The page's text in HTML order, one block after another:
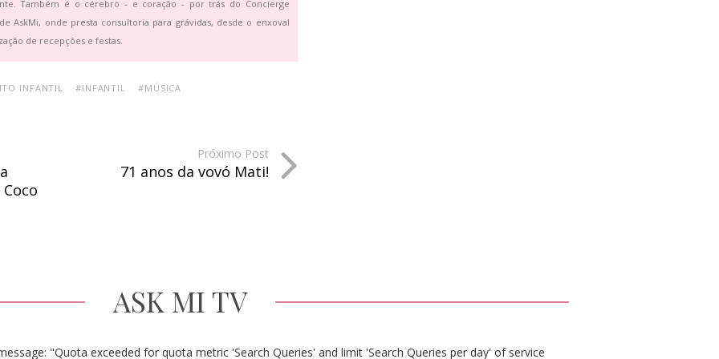
Também é o cérebro - e coração - por trás do Concierge
AskMi, onde presta consultoria para grávidas, desde o enxoval
de recepções e festas.
INFANTIL #INFANTIL #MÚSICA
Próximo Post
71 anos da vovó Mati!
ASK MI TV
"Quota exceeded for quota metric 'Search Queries' and limit 'Search Queries per day' of service